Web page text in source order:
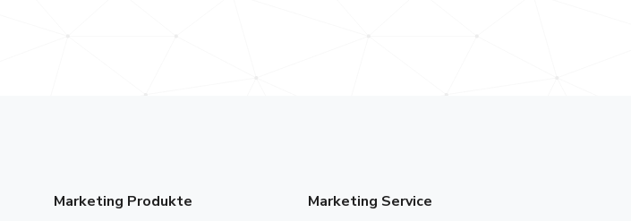
Marketing Produkte Marketing Service